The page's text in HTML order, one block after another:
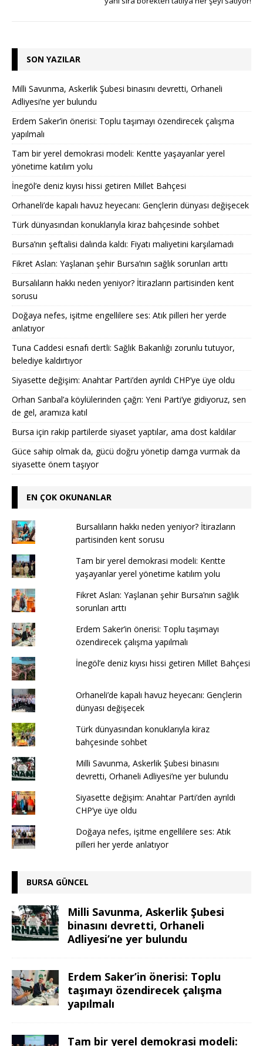
SON YAZILAR
Milli Savunma, Askerlik Şubesi binasını devretti, Orhaneli
Adliyesi’ne yer bulundu
Erdem Saker’in önerisi: Toplu taşımayı özendirecek çalışma
yapılmalı
Tam bir yerel demokrasi modeli: Kentte yaşayanlar yerel
yönetime katılım yolu
İnegöl’e deniz kıyısı hissi getiren Millet Bahçesi
Orhaneli’de kapalı havuz heyecanı: Gençlerin dünyası değişecek
Türk dünyasından konuklarıyla kiraz bahçesinde sohbet
Bursa’nın şeftalisi dalında kaldı: Fiyatı maliyetini karşılamadı
Fikret Aslan: Yaşlanan şehir Bursa’nın sağlık sorunları arttı
Bursalıların hakkı neden yeniyor? İtirazların partisinden kent
sorusu
Doğaya nefes, işitme engellilere ses: Atık pilleri her yerde
anlatıyor
Tuna Caddesi esnafı dertli: Sağlık Bakanlığı zorunlu tutuyor,
belediye kaldırtıyor
Siyasette değişim: Anahtar Parti’den ayrıldı CHP’ye üye oldu
Orhan Sarıbal’a köylülerinden çağrı: Yeni Parti’ye gidiyoruz, sen
de gel, aramıza katıl
Bursa için rakip partilerde siyaset yaptılar, ama dost kaldılar
Güce sahip olmak da, gücü doğru yönetip damga vurmak da
siyasette önem taşıyor
EN ÇOK OKUNANLAR
Bursalıların hakkı neden yeniyor? İtirazların
partisinden kent sorusu
Tam bir yerel demokrasi modeli: Kentte
yaşayanlar yerel yönetime katılım yolu
Fikret Aslan: Yaşlanan şehir Bursa’nın sağlık
sorunları arttı
Erdem Saker’in önerisi: Toplu taşımayı
özendirecek çalışma yapılmalı
İnegöl’e deniz kıyısı hissi getiren Millet Bahçesi
Orhaneli’de kapalı havuz heyecanı: Gençlerin
dünyası değişecek
Türk dünyasından konuklarıyla kiraz
bahçesinde sohbet
Milli Savunma, Askerlik Şubesi binasını
devretti, Orhaneli Adliyesi’ne yer bulundu
Siyasette değişim: Anahtar Parti’den ayrıldı
CHP’ye üye oldu
Doğaya nefes, işitme engellilere ses: Atık
pilleri her yerde anlatıyor
BURSA GÜNCEL
Milli Savunma, Askerlik Şubesi
binasını devretti, Orhaneli
Adliyesi’ne yer bulundu
Erdem Saker’in önerisi: Toplu
taşımayı özendirecek çalışma
yapılmalı
Tam bir yerel demokrasi modeli: